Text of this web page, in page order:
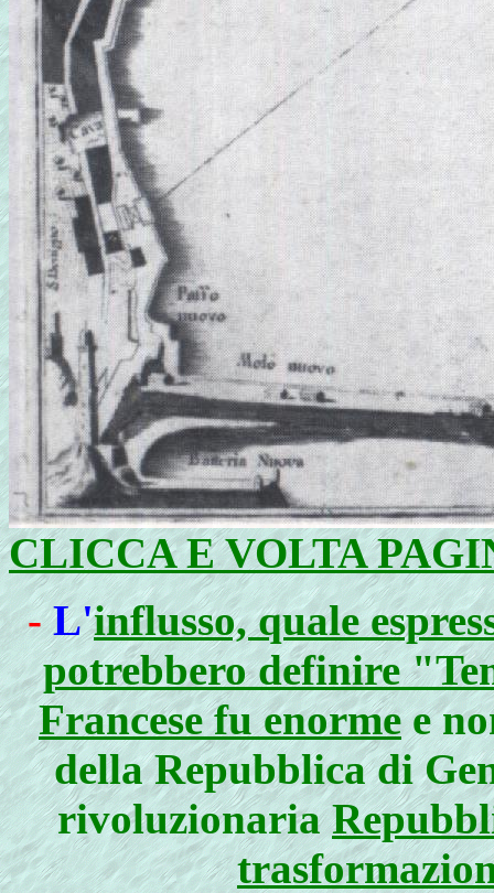
CLICCA E VOLTA
-L'influsso, quale
potrebbero definire
Francese fu enormee
della Repubblica di
rivoluzionaria